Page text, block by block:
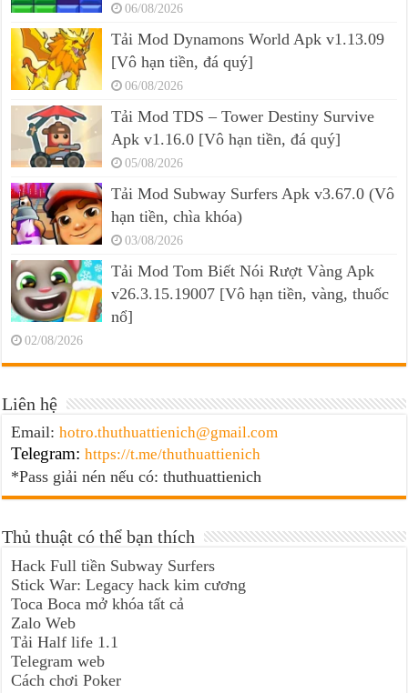
06/08/2026
Tải Mod Dynamons World Apk v1.13.09
[Vô hạn tiền, đá quý]
06/08/2026
Tải Mod TDS – Tower Destiny Survive
Apk v1.16.0 [Vô hạn tiền, đá quý]
05/08/2026
Tải Mod Subway Surfers Apk v3.67.0 (Vô
hạn tiền, chìa khóa)
03/08/2026
Tải Mod Tom Biết Nói Rượt Vàng Apk
v26.3.15.19007 [Vô hạn tiền, vàng, thuốc
nổ]
02/08/2026
Liên hệ
Email:hotro.thuthuattienich@gmail.com
Telegram: https://t.me/thuthuattienich
*Pass giải nén nếu có: thuthuattienich
Thủ thuật có thể bạn thích
Hack Full tiền Subway Surfers
Stick War: Legacy hack kim cương
Toca Boca mở khóa tất cả
Zalo Web
Tải Half life 1.1
Telegram web
Cách chơi Poker